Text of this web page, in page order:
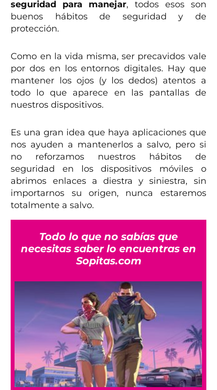
seguridad para manejar, todos esos son
buenos hábitos de seguridad y de
protección.
Como en la vida misma, ser precavidos vale
por dos en los entornos digitales. Hay que
mantener los ojos (y los dedos) atentos a
todo lo que aparece en las pantallas de
nuestros dispositivos.
Es una gran idea que haya aplicaciones que
nos ayuden a mantenerlos a salvo, pero si
no reforzamos nuestros hábitos de
seguridad en los dispositivos móviles o
abrimos enlaces a diestra y siniestra, sin
importarnos su origen, nunca estaremos
totalmente a salvo.
Todo lo que no sabías que
necesitas saber lo encuentras en
Sopitas.com